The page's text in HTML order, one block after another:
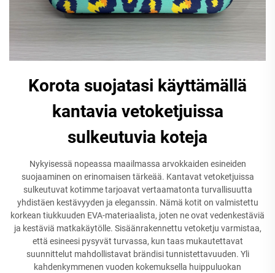
Korota suojatasi käyttämällä
kantavia vetoketjuissa
sulkeutuvia koteja
Nykyisessä nopeassa maailmassa arvokkaiden esineiden
suojaaminen on erinomaisen tärkeää. Kantavat vetoketjuissa
sulkeutuvat kotimme tarjoavat vertaamatonta turvallisuutta
yhdistäen kestävyyden ja eleganssin. Nämä kotit on valmistettu
korkean tiukkuuden EVA-materiaalista, joten ne ovat vedenkestäviä
ja kestäviä matkakäytölle. Sisäänrakennettu vetoketju varmistaa,
että esineesi pysyvät turvassa, kun taas mukautettavat
suunnittelut mahdollistavat brändisi tunnistettavuuden. Yli
kahdenkymmenen vuoden kokemuksella huippuluokan